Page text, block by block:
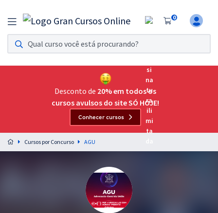
0
Assinatura Ilimitada 11
Acesso a todos os cursos. Teste grátis por 7 dias!
Assinatura OAB Até Passar
Acesso ilimitado a toda preparação para o Exame da
Preparação completa e intensiva para as principais
residências em saúde do Brasil
Desconto de 20% em todos os
cursos avulsos do site SÓ HOJE!
Conhecer cursos
Cursos por Concurso AGU